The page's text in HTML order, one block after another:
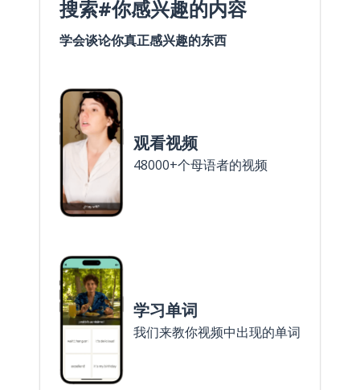
搜索#你感兴趣的内容
学会谈论你真正感兴趣的东西
观看视频
48000+个母语者的视频
学习单词
我们来教你视频中出现的单词